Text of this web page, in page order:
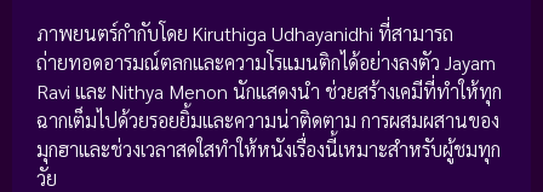
ภาพยนตร์กำกับโดย Kiruthiga Udhayanidhi ที่สามารถ
ถ่ายทอดอารมณ์ตลกและความโรแมนติกได้อย่างลงตัว Jayam
Ravi และ Nithya Menon นักแสดงนำ ช่วยสร้างเคมีที่ทำให้ทุก
ฉากเต็มไปด้วยรอยยิ้มและความน่าติดตาม การผสมผสานของ
มุกฮาและช่วงเวลาสดใสทำให้หนังเรื่องนี้เหมาะสำหรับผู้ชมทุก
วัย